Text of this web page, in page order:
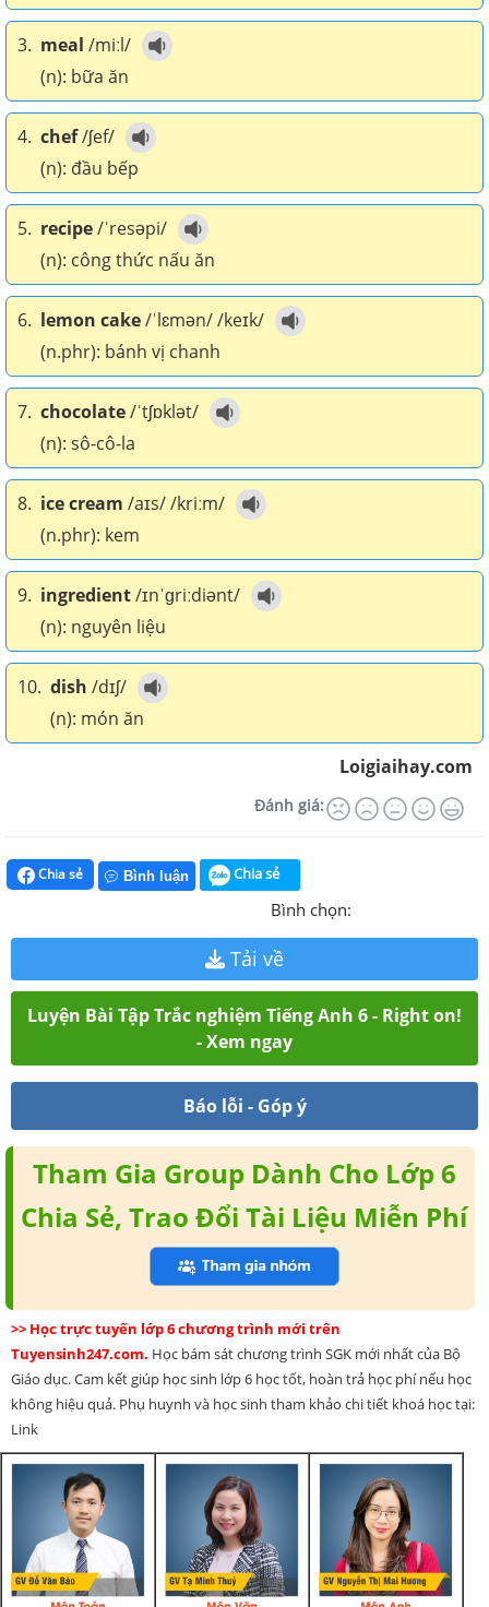
3. meal /miːl/
(n): bữa ăn
4. chef/ʃef/
(n): đầu bếp
5. recipe/ˈresəpi/
(n): công thức nấu ăn
6. lemon cake/ˈlɛmən/ /keɪk/
(n.phr): bánh vị chanh
7. chocolate/ˈtʃɒklət/
(n): sô-cô-la
8. ice cream /aɪs/ /kriːm/
(n.phr): kem
9. ingredient/ɪnˈɡriːdiənt/
(n): nguyên liệu
10. dish /dɪʃ/
(n): món ăn
Loigiaihay.com
Đánh giá:
Chia sẻ Bình luận Chia sẻ
Bình chọn:
Tải về
Luyện Bài Tập Trắc nghiệm Tiếng Anh 6 - Right on!
- Xem ngay
Báo lỗi - Góp ý
Tham Gia Group Dành Cho Lớp 6
Chia Sẻ, Trao Đổi Tài Liệu Miễn Phí
>> Học trực tuyến lớp 6 chương trình mới trên
Tuyensinh247.com. Học bám sát chương trình SGK mới nhất của Bộ
Giáo dục. Cam kết giúp học sinh lớp 6 học tốt, hoàn trả học phí nếu học
không hiệu quả. Phụ huynh và học sinh tham khảo chi tiết khoá học tại:
Link